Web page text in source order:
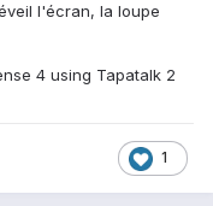
l'écran, la loupe
4 using Tapatalk 2
1